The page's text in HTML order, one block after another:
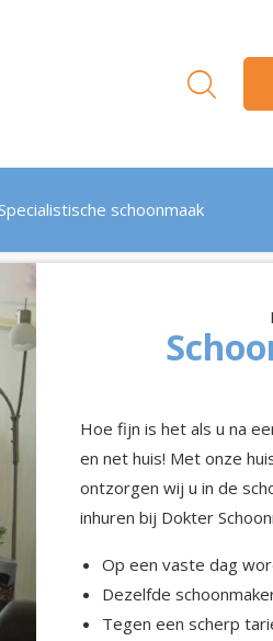
schoonmaak
Hoe fijn is het als u na
en net huis! Met onze
ontzorgen wij u in de
inhuren bij Dokter
Op een vaste dag
Dezelfde
Tegen een scherp